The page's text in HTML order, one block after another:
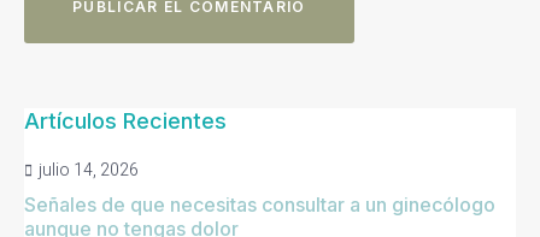
Artículos Recientes
julio 14, 2026
Señales de que necesitas consultar a un ginecólogo
aunque no tengas dolor